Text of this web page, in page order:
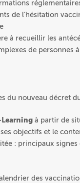
de l’hésitation
à recueillir les
de personnes
du nouveau décret
Learning à partir de
objectifs et le
: principaux
des